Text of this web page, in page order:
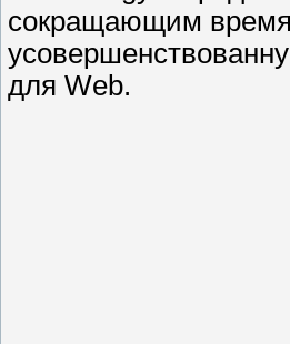
сокращающим время
для Web.